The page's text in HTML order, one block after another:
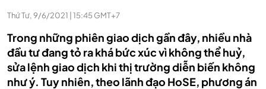
Thứ Tư, 9/6/2021 | 15:45 GMT+7
Trong những phiên giao dịch gần đây, nhiều nhà
đầu tư đang tỏ ra khá bức xúc vì không thể huỷ,
sửa lệnh giao dịch khi thị trường diễn biến không
như ý. Tuy nhiên, theo lãnh đạo HoSE, phương án